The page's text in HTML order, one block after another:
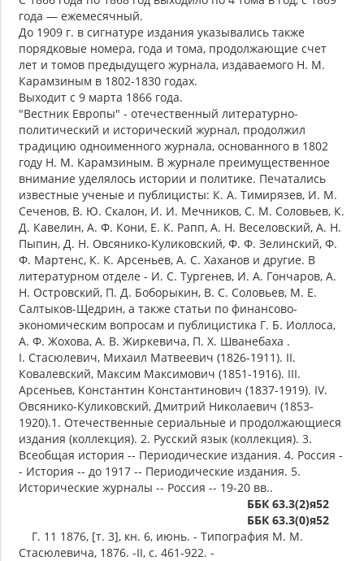
года — ежемесячный.
До 1909 г. в сигнатуре издания указывались также
порядковые номера, года и тома, продолжающие счет
лет и томов предыдущего журнала, издаваемого Н. М.
Карамзиным в 1802-1830 годах.
Выходит с 9 марта 1866 года.
"Вестник Европы" - отечественный литературно-
политический и исторический журнал, продолжил
традицию одноименного журнала, основанного в 1802
году Н. М. Карамзиным. В журнале преимущественное
внимание уделялось истории и политике. Печатались
известные ученые и публицисты: К. А. Тимирязев, И. М.
Сеченов, В. Ю. Скалон, И. И. Мечников, С. М. Соловьев, К.
Д. Кавелин, А. Ф. Кони, Е. К. Рапп, А. Н. Веселовский, А. Н.
Пыпин, Д. Н. Овсянико-Куликовский, Ф. Ф. Зелинский, Ф.
Ф. Мартенс, К. К. Арсеньев, А. С. Хаханов и другие. В
литературном отделе - И. С. Тургенев, И. А. Гончаров, А.
Н. Островский, П. Д. Боборыкин, В. С. Соловьев, М. Е.
Салтыков-Щедрин, а также статьи по финансово-
экономическим вопросам и публицистика Г. Б. Иоллоса,
А. Ф. Жохова, А. В. Жиркевича, П. Х. Шванебаха .
I. Стасюлевич, Михаил Матвеевич (1826-1911). II.
Ковалевский, Максим Максимович (1851-1916). III.
Арсеньев, Константин Константинович (1837-1919). IV.
Овсянико-Куликовский, Дмитрий Николаевич (1853-
1920).1. Отечественные сериальные и продолжающиеся
издания (коллекция). 2. Русский язык (коллекция). 3.
Всеобщая история -- Периодические издания. 4. Россия -
- История -- до 1917 -- Периодические издания. 5.
Исторические журналы -- Россия -- 19-20 вв..
ББК 63.3(2)я52
ББК 63.3(0)я52
Г. 11 1876, [т. 3], кн. 6, июнь. - Типография М. М.
Стасюлевича, 1876. -II, с. 461-922. -